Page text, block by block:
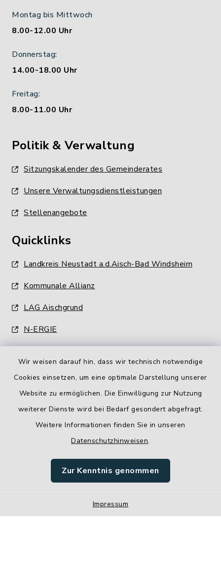
Wir weisen darauf hin, dass wir technisch notwendige
Cookies einsetzen, um eine optimale Darstellung unserer
Website zu ermöglichen. Die Einwilligung zur Nutzung
weiterer Dienste wird bei Bedarf gesondert abgefragt.
Weitere Informationen finden Sie in unseren
Datenschutzhinweisen.
Zur Kenntnis genommen
Impressum
Montag bis Mittwoch
8.00-12.00 Uhr
Donnerstag:
14.00-18.00 Uhr
Freitag:
8.00-11.00 Uhr
Politik & Verwaltung
Sitzungskalender des Gemeinderates
Unsere Verwaltungsdienstleistungen
Stellenangebote
Quicklinks
Landkreis Neustadt a.d.Aisch-Bad Windsheim
Kommunale Allianz
LAG Aischgrund
N-ERGIE
Barrierefreiheit
Impressum
Sitemap